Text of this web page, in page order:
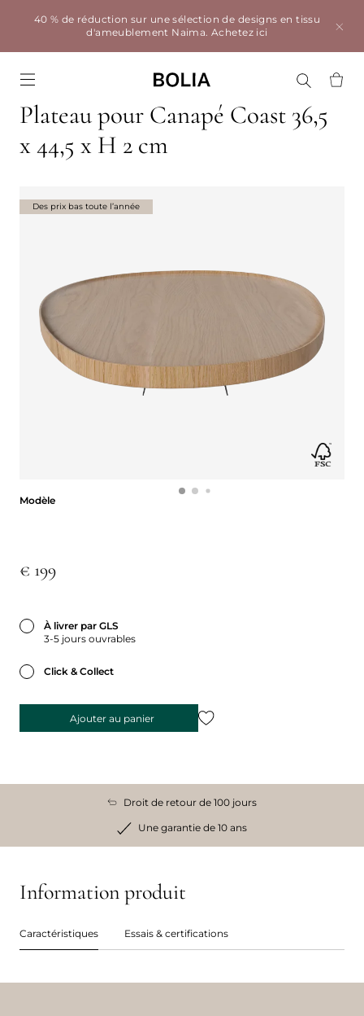
40 % de réduction sur une sélection de designs en tissu
d'ameublement Naima.Achetez ici
Plateau pour Canapé Coast 36,5
x 44,5 x H 2 cm
Modèle
€ 199
À livrer par GLS
3-5 jours ouvrables
Click & Collect
Ajouter au panier
Des prix bas toute l’année
Droit de retour de 100 jours
Une garantie de 10 ans
Information produit
Caractéristiques Essais & certifications